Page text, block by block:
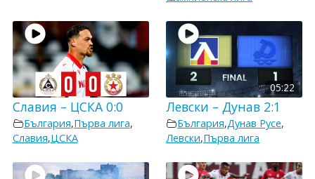
Славия – ЦСКА 0:0
България,Първа лига,
Славия,ЦСКА
05:22
Левски – Дунав 2:1
България,Дунав Русе,
Левски,Първа лига